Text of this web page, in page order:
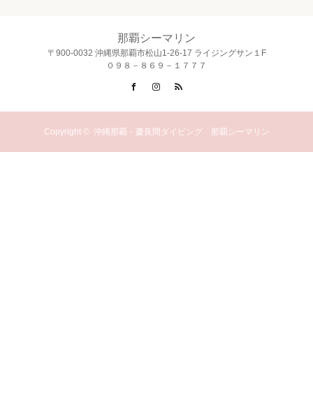
那覇シーマリン
〒900-0032 沖縄県那覇市松山1-26-17 ライジングサン１F
０９８－８６９－１７７７
FacebookInstagram
Copyright © 沖縄那覇・慶良間ダイビング 那覇シーマリン